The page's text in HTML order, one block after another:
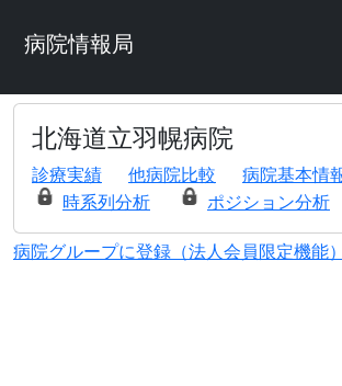
病院情報局
北海道立羽幌病院
診療実績 他病院比較
病院基本情
時系列分析
ポジション分析
病院グループに登録（法人会員限定機能）